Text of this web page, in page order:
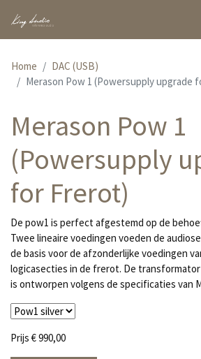
Home
DAC (USB)
Merason Pow 1 (Powersupply upgrade
Merason Pow 1
(Powersupply
for Frerot)
De pow1 is perfect afgestemd op de
Twee lineaire voedingen voeden de
de basis voor de afzonderlijke voedingen
logicasecties in de frerot. De
is ontworpen volgens de specificaties van
Prijs€ 990,00